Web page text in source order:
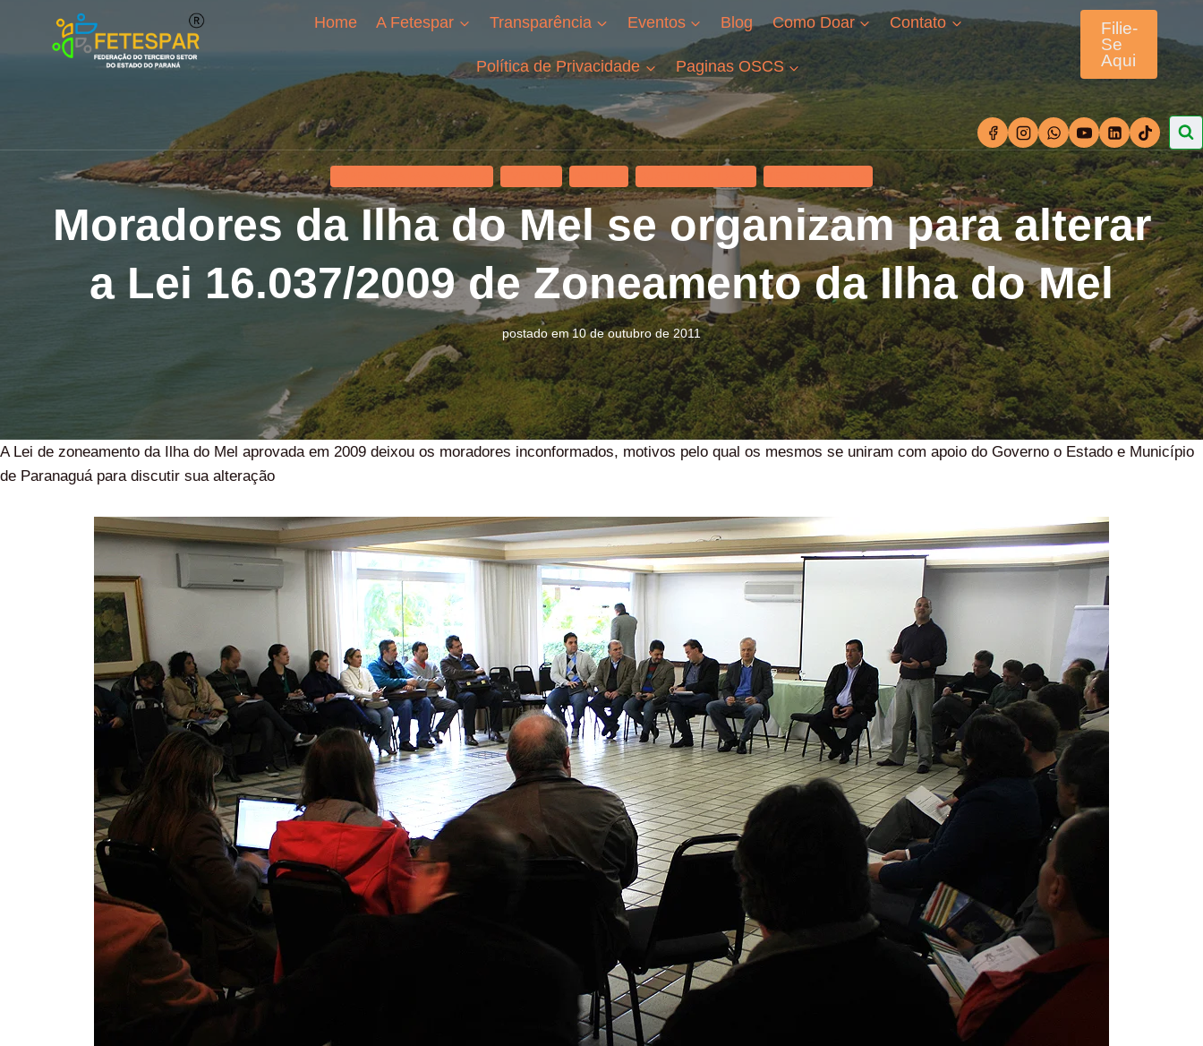
Home A Fetespar Transparência Eventos Blog Como Doar Contato
Política de Privacidade Paginas OSCS
Filie-
Se
Aqui
Moradores da Ilha do Mel se organizam para alterar
a Lei 16.037/2009 de Zoneamento da Ilha do Mel
postado em 10 de outubro de 2011
A Lei de zoneamento da Ilha do Mel aprovada em 2009 deixou os moradores inconformados, motivos pelo qual os mesmos se uniram com apoio do Governo o Estado e Município
de Paranaguá para discutir sua alteração